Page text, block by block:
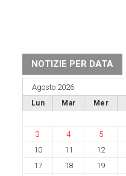
NOTIZIE PER DATA
Agosto 2026
Lun Mar Mer
3
4 5
10
11 12
17
18 19